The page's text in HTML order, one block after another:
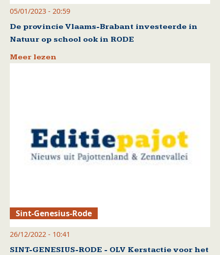
05/01/2023 - 20:59
De provincie Vlaams-Brabant investeerde in
Natuur op school ook in RODE
Meer lezen
Sint-Genesius-Rode
26/12/2022 - 10:41
SINT-GENESIUS-RODE - OLV Kerstactie voor het